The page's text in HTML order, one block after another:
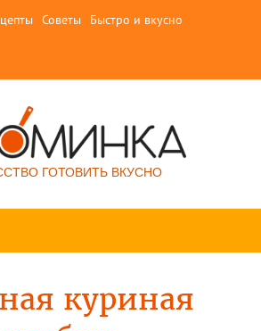
Советы Быстро и вкусно
ГОТОВИТЬ ВКУСНО
куриная